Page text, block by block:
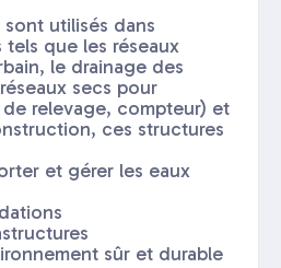
utilisés dans
tels que les réseaux
le drainage des
secs pour
relevage, compteur) et
ces structures
et gérer les eaux
sûr et durable